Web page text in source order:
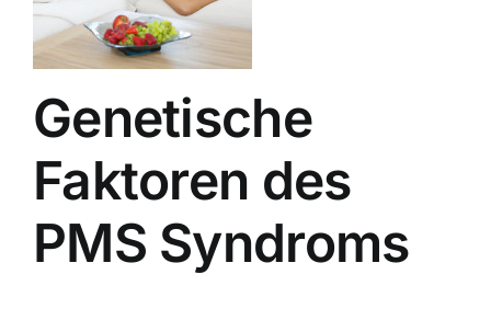
Genetische
Faktoren des
PMS Syndroms